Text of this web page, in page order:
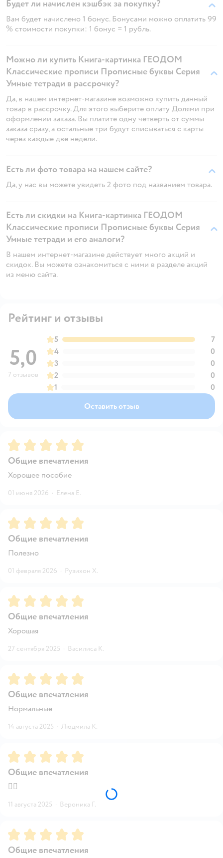
Будет ли начислен кэшбэк за покупку?
Вам будет начислено 1 бонус. Бонусами можно оплатить 99
% стоимости покупки: 1 бонус = 1 рубль.
Можно ли купить Книга-картинка ГЕОДОМ
Классические прописи Прописные буквы Серия
Умные тетради в рассрочку?
Да, в нашем интернет-магазине возможно купить данный
товар в рассрочку. Для этого выберите оплату Долями при
оформлении заказа. Вы платите одну четверть от суммы
заказа сразу, а остальные три будут списываться с карты
через каждые две недели.
Есть ли фото товара на нашем сайте?
Да, у нас вы можете увидеть 2 фото под названием товара.
Есть ли скидки на Книга-картинка ГЕОДОМ
Классические прописи Прописные буквы Серия
Умные тетради и его аналоги?
В нашем интернет-магазине действует много акций и
скидок. Вы можете ознакомиться с ними в разделе акций
из меню сайта.
Рейтинг и отзывы
5,0
7 отзывов
5
7
4
0
3
0
2
0
1
0
Оставить отзыв
Рейтинг:5
Общие впечатления
Хорошее пособие
01 июня 2026 · Елена Е.
Рейтинг:5
Общие впечатления
Полезно
01 февраля 2026 · Рузихон Х.
Рейтинг:5
Общие впечатления
Хорошая
27 сентября 2025 · Василиса К.
Рейтинг:5
Общие впечатления
Нормальные
14 августа 2025 · Людмила К.
Рейтинг:5
Общие впечатления
👍🏽
11 августа 2025 · Вероника Г.
Рейтинг:5
Общие впечатления